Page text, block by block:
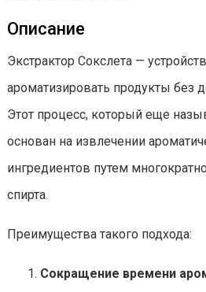
Описание
Экстрактор Сокслета —
ароматизировать продукты без
Этот процесс, который еще
основан на извлечении
ингредиентов путем
спирта.
Преимущества такого подхода:
Сокращение времени